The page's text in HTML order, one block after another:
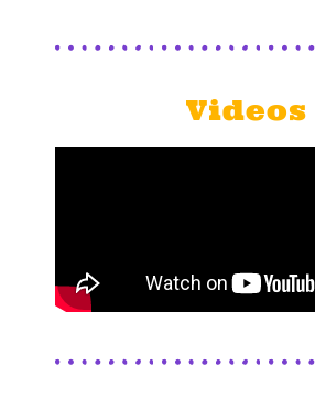
Videos